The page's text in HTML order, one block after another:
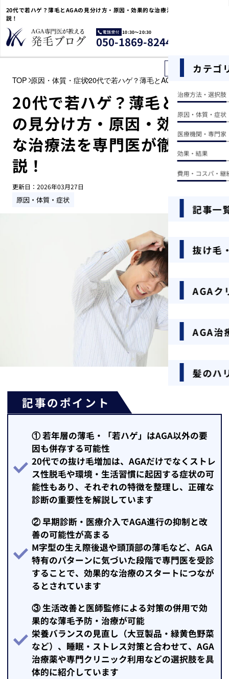
20代で若ハゲ？薄毛とAGAの見分け方・原因・効果的な治療法を専門医が徹底解
説！
電
話
受
10:30〜20:30
050-1869-8244
カテゴ
治療方法・選択肢
原因・体質・症状
医療機関・専門家
効果・結果
費用・コスパ・継
記事一
抜け毛
AGAク
AGA治
髪のハ
記事を探す
TOP 原因・体質・症状20代で若ハゲ？薄毛とAGAの見分け方・
20代で若ハゲ？薄毛とAGA
の見分け方・原因・効果的
な治療法を専門医が徹底解
説！
更新日： 2026年03月27日
原因・体質・症状
記事のポイント
① 若年層の薄毛・「若ハゲ」はAGA以外の要
因も併存する可能性
20代での抜け毛増加は、AGAだけでなくストレ
ス性脱毛や環境・生活習慣に起因する症状の可
能性もあり、それぞれの特徴を整理し、正確な
診断の重要性を解説しています
② 早期診断・医療介入でAGA進行の抑制と改
善の可能性が高まる
M字型の生え際後退や頭頂部の薄毛など、AGA
特有のパターンに気づいた段階で専門医を受診
することで、効果的な治療のスタートにつなが
るとされています
③ 生活改善と医師監修による対策の併用で効
果的な薄毛予防・治療が可能
栄養バランスの見直し（大豆製品・緑黄色野菜
など）、睡眠・ストレス対策と合わせて、AGA
治療薬や専門クリニック利用などの選択肢を具
体的に紹介しています